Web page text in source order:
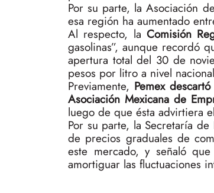
Por su parte, la Asociación
esa región ha aumentado
Al respecto, laComisión
gasolinas”, aunque recordó
apertura total del 30 de
pesos por litro a nivel
Previamente, Pemex
Asociación Mexicana de
luego de que ésta advirtiera
Por su parte, la Secretaría
de precios graduales de
este mercado, y señaló que
amortiguar las fluctuaciones